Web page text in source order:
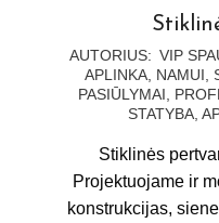
2020-
08-
10
AUTORIUS: VIP
APLINKA, NAMUI,
PASIŪLYMAI
STATYBA,
Stiklinės
Projektuojame ir
konstrukcijas,